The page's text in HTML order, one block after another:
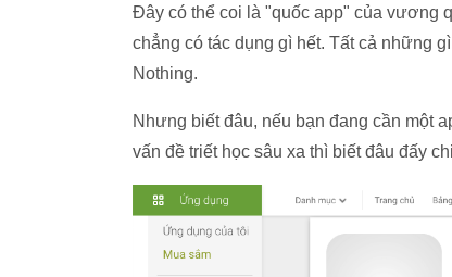
Đây có thể coi là "quốc app" của vương
chẳng có tác dụng gì hết. Tất cả những
Nothing.
Nhưng biết đâu, nếu bạn đang cần một
vấn đề triết học sâu xa thì biết đâu đấy